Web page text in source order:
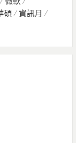
碩
資訊月